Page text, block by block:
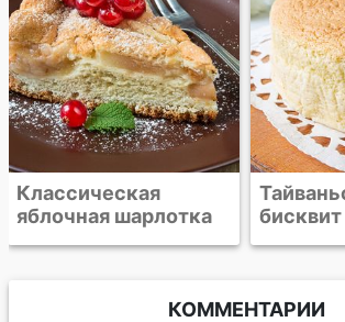
Тайваньский
бисквит Кастелла
КОММЕНТАРИИ